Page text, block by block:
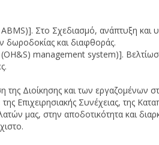
Στο Σχεδιασμό, ανάπτυξη και
δωροδοκίας και διαφθοράς.
management system)].
Διοίκησης και των εργαζομένων
Επιχειρησιακής Συνέχειας, της
μας, στην αποδοτικότητα και